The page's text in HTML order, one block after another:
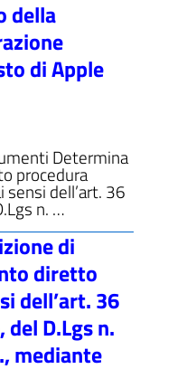
della
di Apple
Determina
procedura
sensi dell’art. 36
n. …
di
diretto
dell’art. 36
D.Lgs n.
mediante